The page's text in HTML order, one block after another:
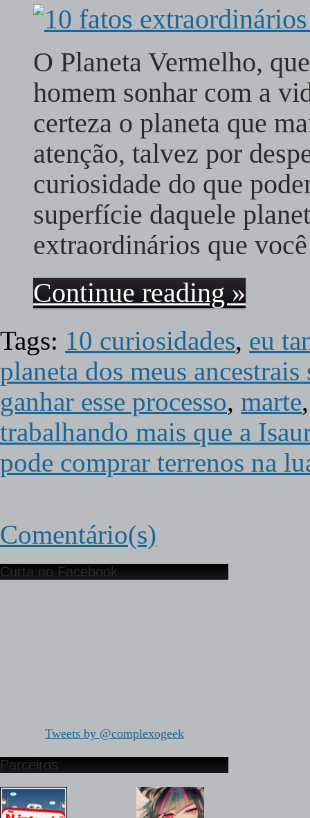
O Planeta Vermelho,
homem sonhar com a
certeza o planeta que
atenção, talvez por
curiosidade do que
superfície daquele
extraordinários que
Continue reading »
Tags: 10 curiosidades, eu
planeta dos meus
ganhar esse processo, marte
trabalhando mais que a
pode comprar terrenos na
Comentário(s)
Curta no Facebook
Tweets by @complexogeek
Parceiros